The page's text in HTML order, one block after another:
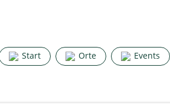
Start Orte Events
Start Orte Events
Was?